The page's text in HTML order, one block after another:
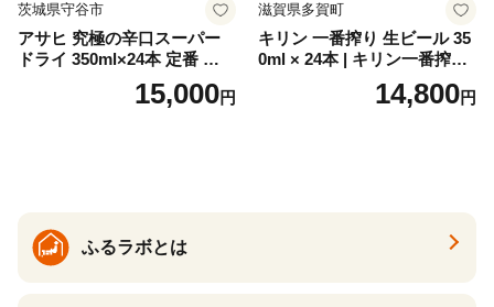
茨城県守谷市
アサヒ 究極の辛口スーパー
ドライ 350ml×24本 定番 ビー
ル 缶ビール 酒 お酒 アルコー
15,000円
滋賀県多賀町
キリン 一番搾り 生ビール 35
0ml × 24本 | キリン一番搾り
キリンビール 一番搾り ビー
ル 24缶 きりんいちばんしぼ
14,800円
ふるラボとは